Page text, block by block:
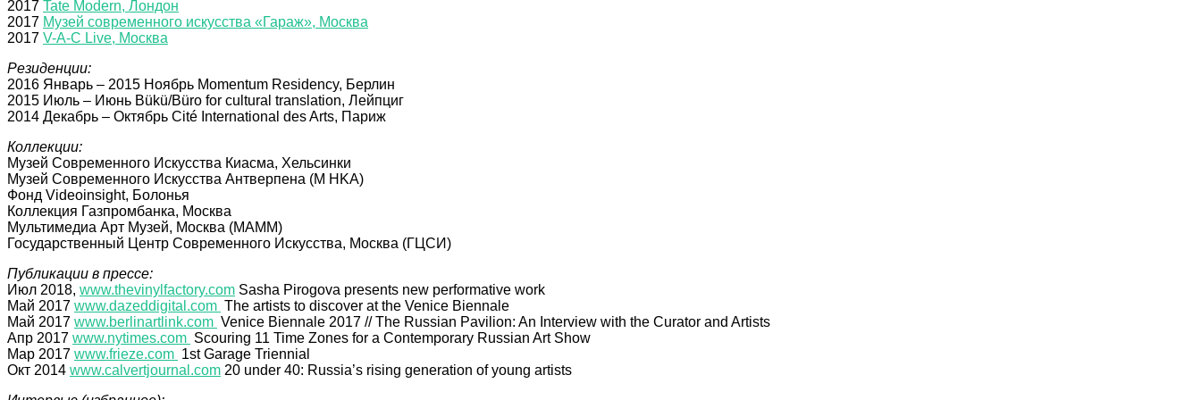
2017 Tate Modern, Лондон
2017 Музей современного искусства «Гараж», Москва
2017 V-A-C Live, Москва
Резиденции:
2016 Январь – 2015 Ноябрь Momentum Residency, Берлин
2015 Июль – Июнь Bükü/Büro for cultural translation, Лейпциг
2014 Декабрь – Октябрь Cité International des Arts, Париж
Коллекции:
Музей Современного Искусства Киасма, Хельсинки
Музей Современного Искусства Антверпена (M HKA)
Фонд Videoinsight, Болонья
Коллекция Газпромбанка, Москва
Мультимедиа Арт Музей, Москва (MAMM)
Государственный Центр Современного Искусства, Москва (ГЦСИ)
Публикации в прессе:
Июл 2018, www.thevinylfactory.com Sasha Pirogova presents new performative work
Май 2017 www.dazeddigital.com The artists to discover at the Venice Biennale
Май 2017 www.berlinartlink.com Venice Biennale 2017 // The Russian Pavilion: An Interview with the Curator and Artists
Апр 2017 www.nytimes.com Scouring 11 Time Zones for a Contemporary Russian Art Show
Мар 2017 www.frieze.com 1st Garage Triennial
Окт 2014 www.calvertjournal.com 20 under 40: Russia’s rising generation of young artists